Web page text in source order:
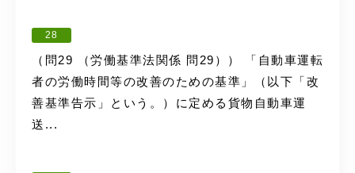
28
（問29 （労働基準法関係 問29）） 「自動車運転
者の労働時間等の改善のための基準」（以下「改
善基準告示」という。）に定める貨物自動車運
送...